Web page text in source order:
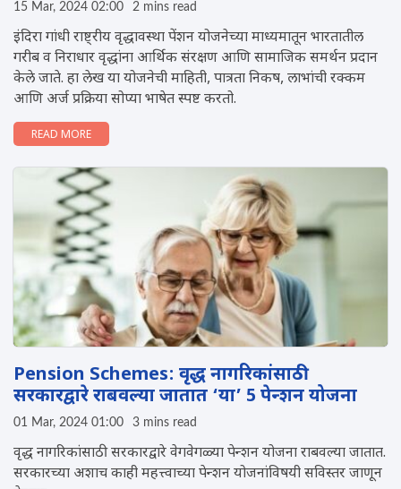
15 Mar, 2024 02:00 2 mins read
इंदिरा गांधी राष्ट्रीय वृद्धावस्था पेंशन योजनेच्या माध्यमातून भारतातील
गरीब व निराधार वृद्धांना आर्थिक संरक्षण आणि सामाजिक समर्थन प्रदान
केले जाते. हा लेख या योजनेची माहिती, पात्रता निकष, लाभांची रक्कम
आणि अर्ज प्रक्रिया सोप्या भाषेत स्पष्ट करतो.
READ MORE
Pension Schemes: वृद्ध नागरिकांसाठी
सरकारद्वारे राबवल्या जातात ‘या’ 5 पेन्शन योजना
01 Mar, 2024 01:00 3 mins read
वृद्ध नागरिकांसाठी सरकारद्वारे वेगवेगळ्या पेन्शन योजना राबवल्या जातात.
सरकारच्या अशाच काही महत्त्वाच्या पेन्शन योजनांविषयी सविस्तर जाणून